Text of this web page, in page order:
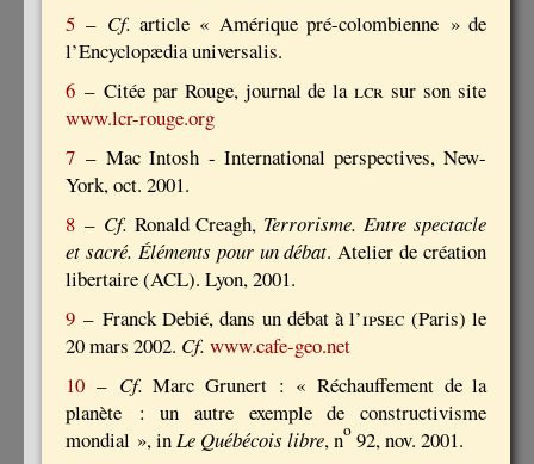
5 – Cf. article « Amérique pré-colombienne » de
l’Encyclopædia universalis.
6 – Citée par Rouge, journal de lalcr sur son site
www.lcr-rouge.org
7 – Mac Intosh - International perspectives, New-
York, oct. 2001.
8 – Cf. Ronald Creagh, Terrorisme. Entre spectacle
et sacré. Éléments pour un débat. Atelier de création
libertaire (ACL). Lyon, 2001.
9 – Franck Debié, dans un débat à l’ipsec (Paris) le
20 mars 2002. Cf. www.cafe-geo.net
10 – Cf. Marc Grunert : « Réchauffement de la
planète : un autre exemple de constructivisme
mondial », inLe Québécois libre, no 92, nov. 2001.